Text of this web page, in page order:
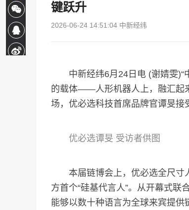
键跃升
2026-06-24 14:51:04 中新经纬
中新经纬6月24日电 (谢婧雯)“
的载体——人形机器人上，融汇起
场，优必选科技首席品牌官谭旻接
优必选谭旻 受访者供图
本届链博会上，优必选全尺寸
方首个“硅基代言人”。从开幕式联
能够以数十种语言为全球来宾提供